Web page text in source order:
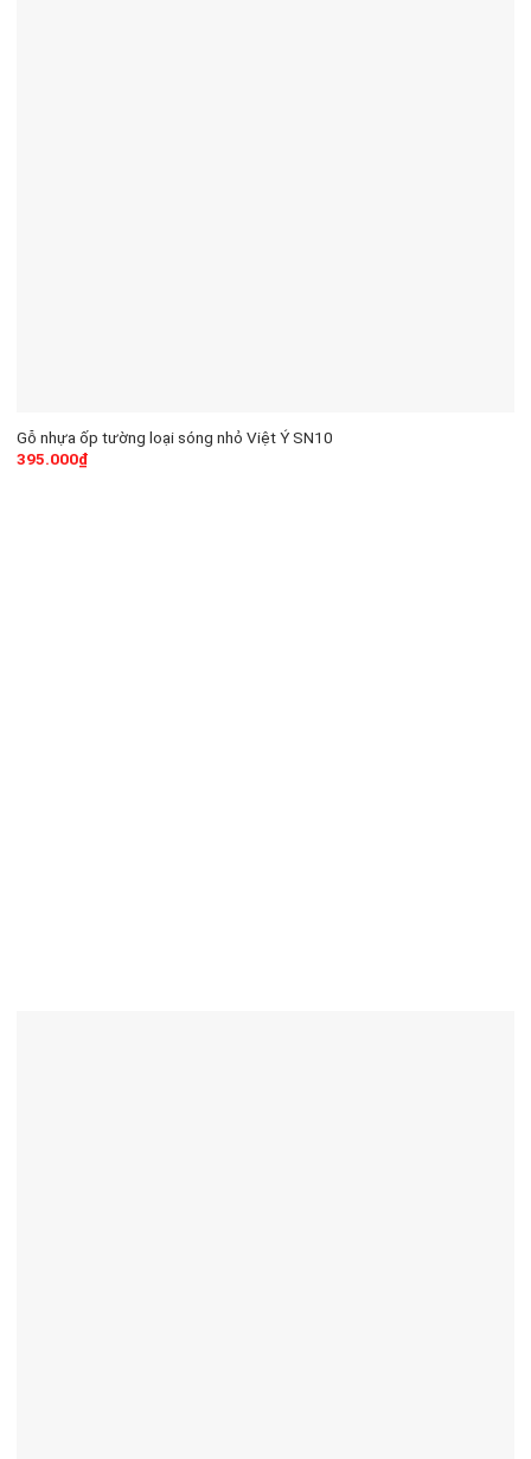
Gỗ nhựa ốp tường loại sóng nhỏ Việt Ý SN10
395.000₫